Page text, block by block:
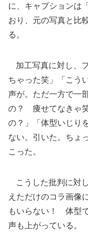
に、キャプションは
おり、元の写真と比
る。
加工写真に対し、
ちゃった笑」「こう
声が。ただ一方で一
の？ 痩せてなきゃ
の？」「体型いじり
ない。引いた。ちょ
こった。
こうした批判に対
えただけのコラ画像
もいらない！ 体型
声も上がっている。